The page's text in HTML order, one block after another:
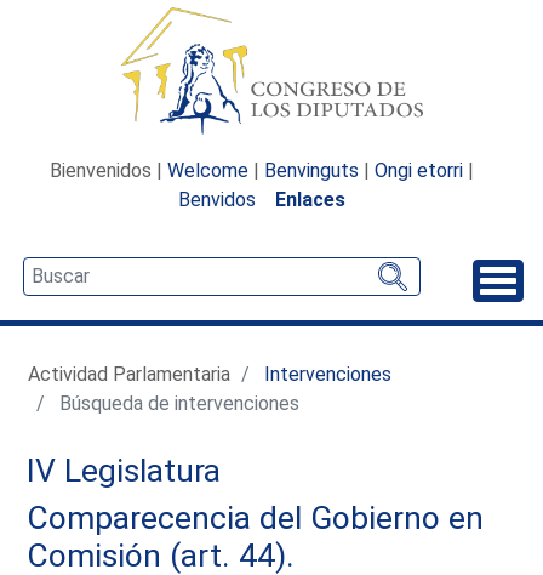
Bienvenidos | Welcome | Benvinguts | Ongi etorri |
Benvidos
Enlaces
Actividad Parlamentaria
Intervenciones
Búsqueda de intervenciones
IV Legislatura
Comparecencia del Gobierno en
Comisión (art. 44).